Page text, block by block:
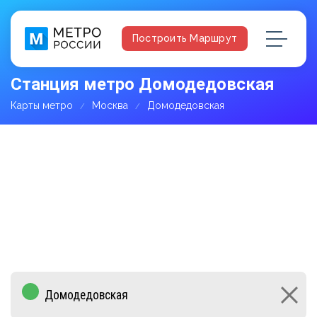
Построить Маршрут
Станция метро Домодедовская
Карты метро Москва Домодедовская